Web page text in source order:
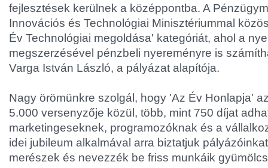
fejlesztések kerülnek a középpontba. A
Innovációs és Technológiai Minisztériummal
Év Technológiai megoldása' kategóriát, ahol a
megszerzésével pénzbeli nyereményre is
Varga István László, a pályázat alapítója.
Nagy örömünkre szolgál, hogy 'Az Év Honlapja'
5.000 versenyzője közül, több, mint 750 díjat
marketingeseknek, programozóknak és a
idei jubileum alkalmával arra biztatjuk
merészek és nevezzék be friss munkáik